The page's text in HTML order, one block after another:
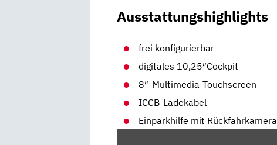
Ausstattungshighlights
frei konfigurierbar
digitales 10,25″Cockpit
8″-Multimedia-Touchscreen
ICCB-Ladekabel
Einparkhilfe mit Rückfahrkamera